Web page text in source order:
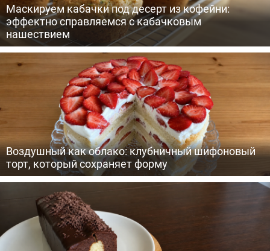
Маскируем кабачки под десерт из кофейни:
эффектно справляемся с кабачковым
нашествием
Воздушный как облако: клубничный шифоновый
торт, который сохраняет форму